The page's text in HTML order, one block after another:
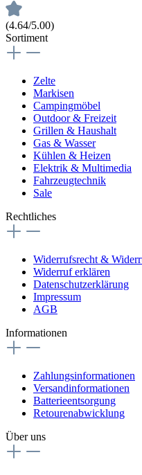
(4.64/5.00)
Sortiment
Zelte
Markisen
Campingmöbel
Outdoor & Freizeit
Grillen & Haushalt
Gas & Wasser
Kühlen & Heizen
Elektrik & Multimedia
Fahrzeugtechnik
Sale
Rechtliches
Widerrufsrecht &
Widerruf erklären
Datenschutzerklärung
Impressum
AGB
Informationen
Zahlungsinformationen
Versandinformationen
Batterieentsorgung
Retourenabwicklung
Über uns